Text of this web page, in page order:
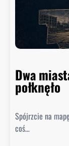
Dwa
połknęło
Spójrzcie na
coś…